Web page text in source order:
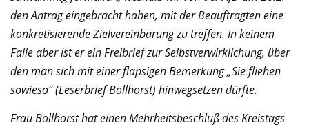
den Antrag eingebracht haben, mit der Beauftragten eine
konkretisierende Zielvereinbarung zu treffen. In keinem
Falle aber ist er ein Freibrief zur Selbstverwirklichung, über
den man sich mit einer flapsigen Bemerkung „Sie fliehen
sowieso“ (Leserbrief Bollhorst) hinwegsetzen dürfte.
Frau Bollhorst hat einen Mehrheitsbeschluß des Kreistags